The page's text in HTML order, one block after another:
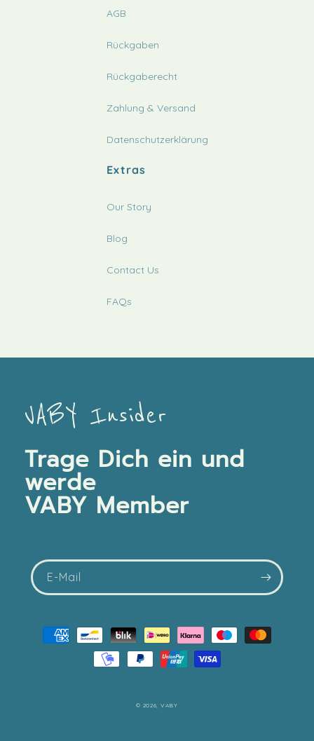
VABY Insider
Trage Dich ein und
werde
VABY Member
E-Mail
Zahlungsmethoden
© 2026, VABY
AGB
Rückgaben
Rückgaberecht
Zahlung & Versand
Datenschutzerklärung
Extras
Our Story
Blog
Contact Us
FAQs